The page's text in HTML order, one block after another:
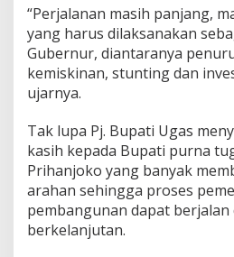
“Perjalanan masih panjang,
yang harus dilaksanakan
Gubernur, diantaranya
kemiskinan, stunting dan
ujarnya.
Tak lupa Pj. Bupati Ugas
kasih kepada Bupati purna
Prihanjoko yang banyak
arahan sehingga proses
pembangunan dapat berjalan
berkelanjutan.